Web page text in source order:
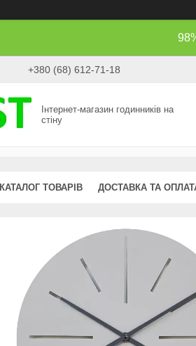
+380 (68) 612-71-18
Інтернет-магазин годинників на
стіну
КАТАЛОГ ТОВАРІВ ДОСТАВКА ТА